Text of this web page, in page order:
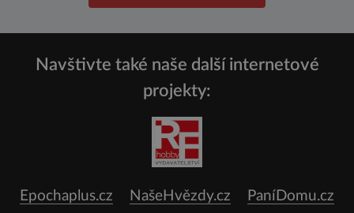
Navštivte také naše další internetové
projekty:
Epochaplus.cz NašeHvězdy.cz PaníDomu.cz